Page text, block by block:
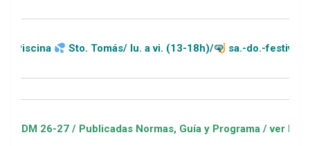
Sto. Tomás/ lu. a vi. (13-18h)/ sa.-do.-festivos (11-20h)
27 / Publicadas Normas, Guía y Programa / ver Escuelas